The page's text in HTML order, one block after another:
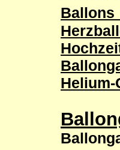
Ballons
Helium-